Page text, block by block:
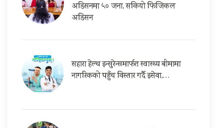
अडिसनमा ५० जना, सकियो फिजिकल
अडिसन
सहारा हेल्थ इन्सुरेन्समार्फत स्वास्थ्य बीमामा
नागरिकको पहुँच विस्तार गर्दै इसेवा,…